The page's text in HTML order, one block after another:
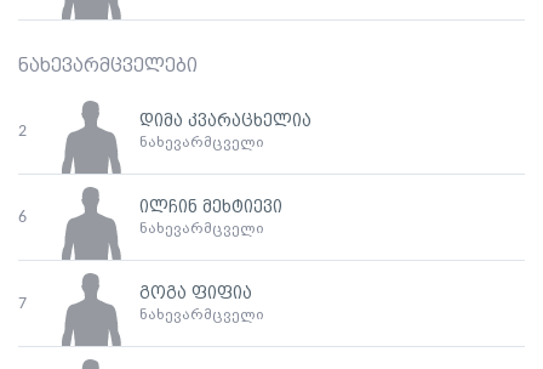
ნახევარმცველები
2
დიმა კვარაცხელია
ნახევარმცველი
6
ილჩინ მეხტიევი
ნახევარმცველი
7
გოგა ფიფია
ნახევარმცველი